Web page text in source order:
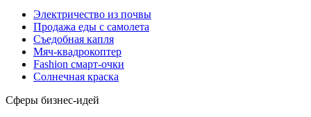
Электричество из почвы
Продажа еды с самолета
Съедобная капля
Мяч-квадрокоптер
Fashion смарт-очки
Солнечная краска
Сферы бизнес-идей